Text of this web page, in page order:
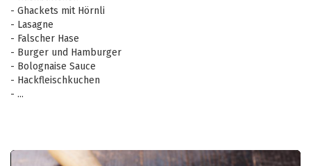
- Ghackets mit Hörnli
- Lasagne
- Falscher Hase
- Burger und Hamburger
- Bolognaise Sauce
- Hackfleischkuchen
- ...